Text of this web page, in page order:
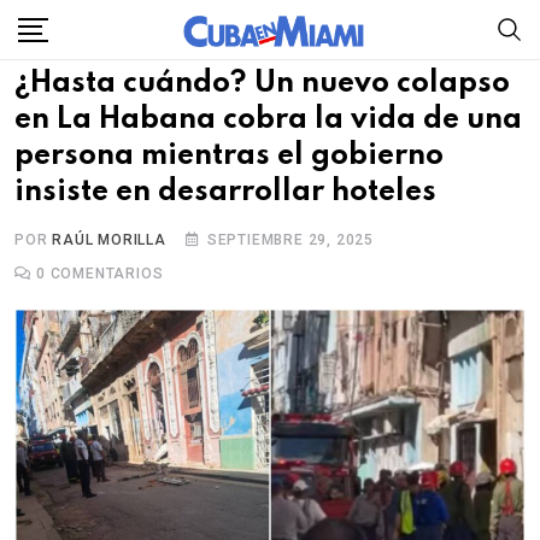
Skip
content
¿Hasta cuándo? Un nuevo colapso
en La Habana cobra la vida de una
persona mientras el gobierno
insiste en desarrollar hoteles
POR RAÚL MORILLA
SEPTIEMBRE 29, 2025
0 COMENTARIOS